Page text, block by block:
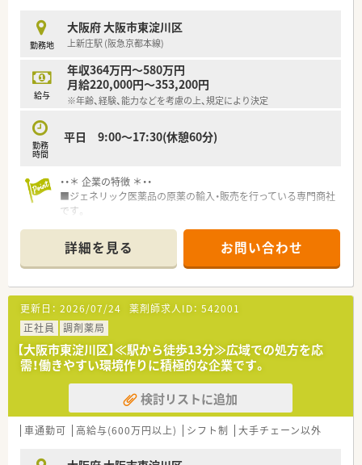
時短勤務ができるよう変更予定です。
■年間休日が120日とワークライフバランスが整っています
■日用品から常備薬まで、従業員割引制度など嬉しいメリットも
たくさんあります！
勤務地
大阪府 大阪市東淀川区
上新庄駅 (阪急京都本線)
給与
年収364万円～580万円
月給220,000円～353,200円
※年齢、経験、能力などを考慮の上、規定により決定
勤務
時間
平日 9:00～17:30(休憩60分)
・・＊ 企業の特徴 ＊・・
■ジェネリック医薬品の原薬の輸入・販売を行っている専門商社
です。
お客様にジェネリック医薬品原薬の販売をしています。
■国内トップクラスの取引基盤と取扱商品！世界10ヶ国以上90
社以上の海外サプライヤーから原薬を仕入れ、製薬会社100社以
上に販売しています。
・・＊ 応募要件 ＊・・
<必須要件>
・英語スキルのある方(資料読解・ビジネスメール作成等。目安：
TOEIC650以上)
・品質保証業務または薬事業務の経験のある方(医薬品の製造販
売業者、医薬品の製造所、医薬品関連の商社等で、医薬品の品質
保証業務またはマスターファイル管理等薬事関連業務に従事し
た経験がある方が望ましい)
・PCスキル：Word,Excel,PowerPoint,Acrobat(作表、作図等含む
詳細を見る お問い合わせ
更新日： 2026/07/24 薬剤師求人ID： 542001
正社員
調剤薬局
【大阪市東淀川区】≪駅から徒歩13分≫広域での処方を応
需！働きやすい環境作りに積極的な企業です。
検討リストに追加
車通勤可 高給与(600万円以上) シフト制 大手チェーン以外